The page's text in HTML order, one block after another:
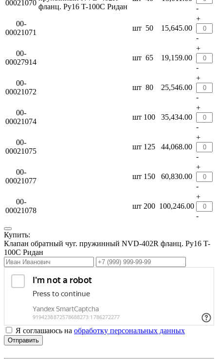
00021070 фланц. Ру16 T-100C Ридан
-
00-
00021071
шт 50 15,645.00
+
-
00-
00027914
шт 65 19,159.00
+
-
00-
00021072
шт 80 25,546.00
+
-
00-
00021074
шт 100 35,434.00
+
-
00-
00021075
шт 125 44,068.00
+
-
00-
00021077
шт 150 60,830.00
+
-
00-
00021078
шт 200 100,246.00
+
-
Купить:
Клапан обратный чуг. пружинный NVD-402R фланц. Ру16 T-
100C Ридан
Я соглашаюсь на обработку персональных данных
Отправить